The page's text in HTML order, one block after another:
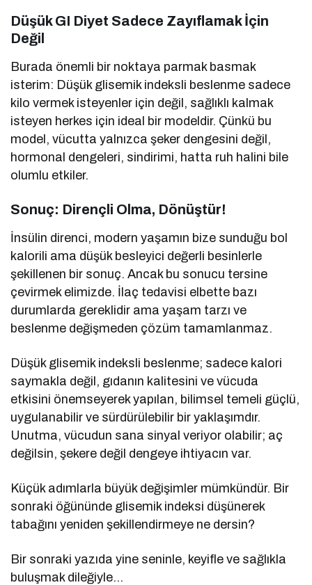
Düşük GI Diyet Sadece Zayıflamak İçin
Değil
Burada önemli bir noktaya parmak basmak
isterim: Düşük glisemik indeksli beslenme sadece
kilo vermek isteyenler için değil, sağlıklı kalmak
isteyen herkes için ideal bir modeldir. Çünkü bu
model, vücutta yalnızca şeker dengesini değil,
hormonal dengeleri, sindirimi, hatta ruh halini bile
olumlu etkiler.
Sonuç: Dirençli Olma, Dönüştür!
İnsülin direnci, modern yaşamın bize sunduğu bol
kalorili ama düşük besleyici değerli besinlerle
şekillenen bir sonuç. Ancak bu sonucu tersine
çevirmek elimizde. İlaç tedavisi elbette bazı
durumlarda gereklidir ama yaşam tarzı ve
beslenme değişmeden çözüm tamamlanmaz.
Düşük glisemik indeksli beslenme; sadece kalori
saymakla değil, gıdanın kalitesini ve vücuda
etkisini önemseyerek yapılan, bilimsel temeli güçlü,
uygulanabilir ve sürdürülebilir bir yaklaşımdır.
Unutma, vücudun sana sinyal veriyor olabilir; aç
değilsin, şekere değil dengeye ihtiyacın var.
Küçük adımlarla büyük değişimler mümkündür. Bir
sonraki öğününde glisemik indeksi düşünerek
tabağını yeniden şekillendirmeye ne dersin?
Bir sonraki yazıda yine seninle, keyifle ve sağlıkla
buluşmak dileğiyle…